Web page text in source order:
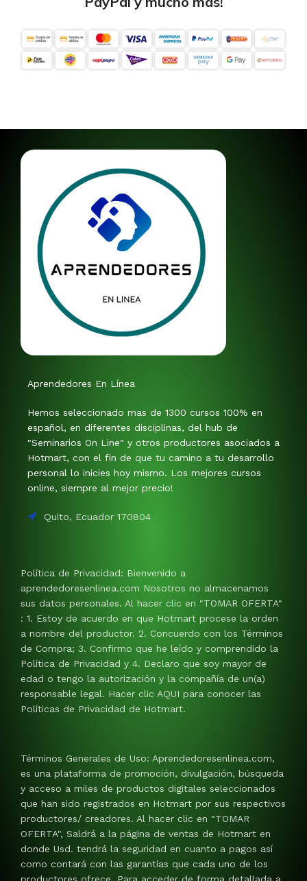
Aprendedores En Línea
Hemos seleccionado mas de 1300 cursos 100% en
español, en diferentes disciplinas, del hub de
"Seminarios On Line" y otros productores asociados a
Hotmart, con el fin de que tu camino a tu desarrollo
personal lo inicies hoy mismo. Los mejores cursos
online, siempre al mejor precio!
Quito, Ecuador 170804
Política de Privacidad: Bienvenido a
aprendedoresenlinea.com Nosotros no almacenamos
sus datos personales. Al hacer clic en "TOMAR OFERTA"
: 1. Estoy de acuerdo en que Hotmart procese la orden
a nombre del productor. 2. Concuerdo con los Términos
de Compra; 3. Confirmo que he leído y comprendido la
Política de Privacidad y 4. Declaro que soy mayor de
edad o tengo la autorización y la compañía de un(a)
responsable legal. Hacer clic AQUI para conocer las
Políticas de Privacidad de Hotmart.
Términos Generales de Uso: Aprendedoresenlinea.com,
es una plataforma de promoción, divulgación, búsqueda
y acceso a miles de productos digitales seleccionados
que han sido registrados en Hotmart por sus respectivos
productores/ creadores. Al hacer clic en "TOMAR
OFERTA", Saldrá a la página de ventas de Hotmart en
donde Usd. tendrá la seguridad en cuanto a pagos así
como contará con las garantías que cada uno de los